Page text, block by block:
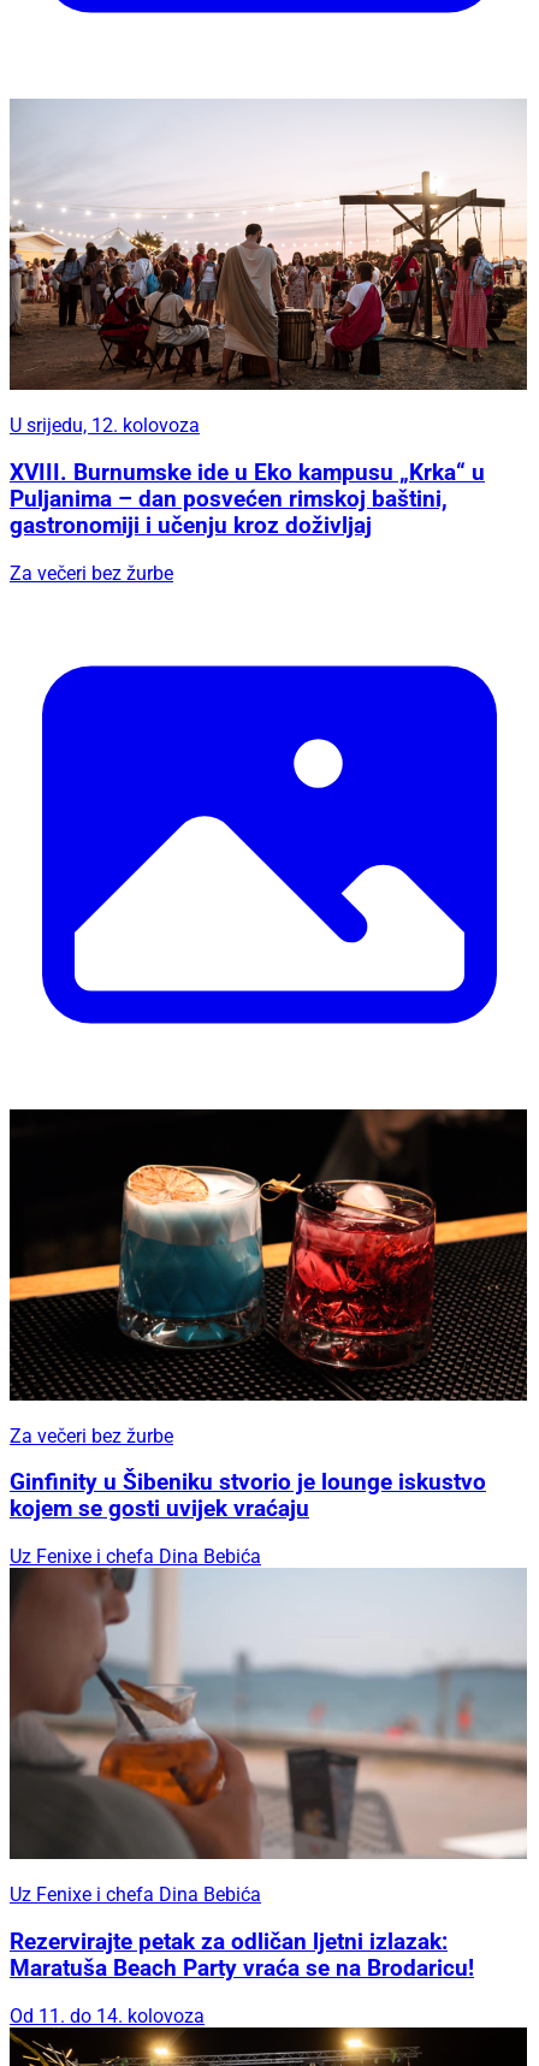
U srijedu, 12. kolovoza
XVIII. Burnumske ide u Eko kampusu „Krka“ u
Puljanima – dan posvećen rimskoj baštini,
gastronomiji i učenju kroz doživljaj
Za večeri bez žurbe
Za večeri bez žurbe
Ginfinity u Šibeniku stvorio je lounge iskustvo
kojem se gosti uvijek vraćaju
Uz Fenixe i chefa Dina Bebića
Uz Fenixe i chefa Dina Bebića
Rezervirajte petak za odličan ljetni izlazak:
Maratuša Beach Party vraća se na Brodaricu!
Od 11. do 14. kolovoza